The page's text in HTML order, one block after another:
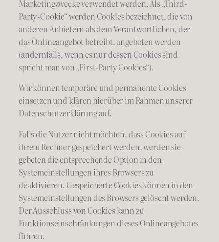
Marketingzwecke verwendet werden. Als „Third-
Party-Cookie“ werden Cookies bezeichnet, die von
anderen Anbietern als dem Verantwortlichen, der
das Onlineangebot betreibt, angeboten werden
(andernfalls, wenn es nur dessen Cookies sind
spricht man von „First-Party Cookies“).
Wir können temporäre und permanente Cookies
einsetzen und klären hierüber im Rahmen unserer
Datenschutzerklärung auf.
Falls die Nutzer nicht möchten, dass Cookies auf
ihrem Rechner gespeichert werden, werden sie
gebeten die entsprechende Option in den
Systemeinstellungen ihres Browsers zu
deaktivieren. Gespeicherte Cookies können in den
Systemeinstellungen des Browsers gelöscht werden.
Der Ausschluss von Cookies kann zu
Funktionseinschränkungen dieses Onlineangebotes
führen.